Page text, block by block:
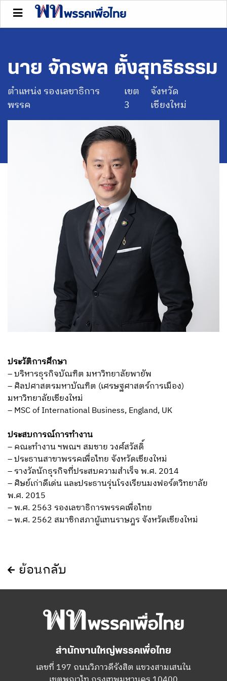
นาย จักรพล ตั้งสุทธิธรรม
ตำแหน่ง รองเลขาธิการ
พรรค
เขต
3
จังหวัด
เชียงใหม่
ประวัติการศึกษา
– บริหารธุรกิจบัณฑิต มหาวิทยาลัยพายัพ
– ศิลปศาสตรมหาบัณฑิต (เศรษฐศาสตร์การเมือง)
มหาวิทยาลัยเชียงใหม่
– MSC of International Business, England, UK
ประสบการณ์การทำงาน
– คณะทำงาน ฯพณฯ สมชาย วงศ์สวัสดิ์
– ประธานสาขาพรรคเพื่อไทย จังหวัดเชียงใหม่
– รางวัลนักธุรกิจที่ประสบความสำเร็จ พ.ศ. 2014
– ศิษย์เก่าดีเด่น และประธานรุ่นโรงเรียนมงฟอร์ตวิทยาลัย
พ.ศ. 2015
– พ.ศ. 2563​​ รองเลขาธิการพรรคเพื่อไทย
– พ.ศ. 2562 ​​สมาชิกสภาผู้แทนราษฎร จังหวัดเชียงใหม่
ย้อนกลับ
สำนักงานใหญ่พรรคเพื่อไทย
เลขที่ 197 ถนนวิภาวดีรังสิต แขวงสามเสนใน